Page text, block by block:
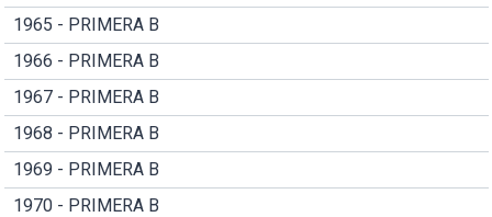
1965 - PRIMERA B
1966 - PRIMERA B
1967 - PRIMERA B
1968 - PRIMERA B
1969 - PRIMERA B
1970 - PRIMERA B